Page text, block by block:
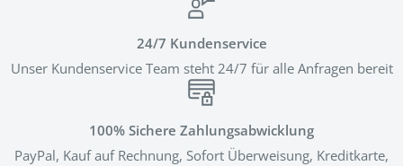
24/7 Kundenservice
Unser Kundenservice Team steht 24/7 für alle Anfragen bereit
100% Sichere Zahlungsabwicklung
PayPal, Kauf auf Rechnung, Sofort Überweisung, Kreditkarte,